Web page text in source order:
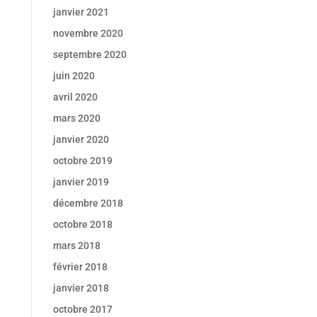
janvier 2021
novembre 2020
septembre 2020
juin 2020
avril 2020
mars 2020
janvier 2020
octobre 2019
janvier 2019
décembre 2018
octobre 2018
mars 2018
février 2018
janvier 2018
octobre 2017